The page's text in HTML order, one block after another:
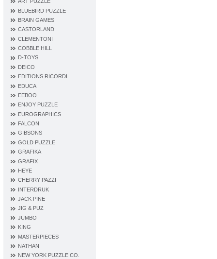
BLUEBIRD PUZZLE
BRAIN GAMES
CASTORLAND
CLEMENTONI
COBBLE HILL
D‐TOYS
DEICO
EDITIONS RICORDI
EDUCA
EEBOO
ENJOY PUZZLE
EUROGRAPHICS
FALCON
GIBSONS
GOLD PUZZLE
GRAFIKA
GRAFIX
HEYE
CHERRY PAZZI
INTERDRUK
JACK PINE
JIG & PUZ
JUMBO
KING
MASTERPIECES
NATHAN
NEW YORK PUZZLE CO.